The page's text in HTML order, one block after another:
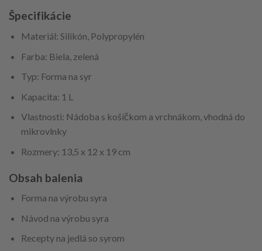
Špecifikácie
Materiál: Silikón, Polypropylén
Farba: Biela, zelená
Typ: Forma na syr
Kapacita: 1 L
Vlastnosti: Nádoba s košíčkom a vrchnákom, vhodná do
mikrovlnky
Rozmery: 13,5 x 12 x 19 cm
Obsah balenia
Forma na výrobu syra
Návod na výrobu syra
Recepty na jedlá so syrom